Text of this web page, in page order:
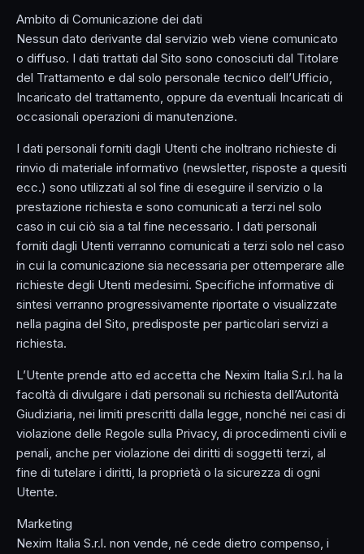
Ambito di Comunicazione dei dati
Nessun dato derivante dal servizio web viene comunicato
o diffuso. I dati trattati dal Sito sono conosciuti dal Titolare
del Trattamento e dal solo personale tecnico dell’Ufficio,
Incaricato del trattamento, oppure da eventuali Incaricati di
occasionali operazioni di manutenzione.
I dati personali forniti dagli Utenti che inoltrano richieste di
rinvio di materiale informativo (newsletter, risposte a quesiti
ecc.) sono utilizzati al sol fine di eseguire il servizio o la
prestazione richiesta e sono comunicati a terzi nel solo
caso in cui ciò sia a tal fine necessario. I dati personali
forniti dagli Utenti verranno comunicati a terzi solo nel caso
in cui la comunicazione sia necessaria per ottemperare alle
richieste degli Utenti medesimi. Specifiche informative di
sintesi verranno progressivamente riportate o visualizzate
nella pagina del Sito, predisposte per particolari servizi a
richiesta.
L’Utente prende atto ed accetta che Nexim Italia S.r.l. ha la
facoltà di divulgare i dati personali su richiesta dell’Autorità
Giudiziaria, nei limiti prescritti dalla legge, nonché nei casi di
violazione delle Regole sulla Privacy, di procedimenti civili e
penali, anche per violazione dei diritti di soggetti terzi, al
fine di tutelare i diritti, la proprietà o la sicurezza di ogni
Utente.
Marketing
Nexim Italia S.r.l. non vende, né cede dietro compenso, i